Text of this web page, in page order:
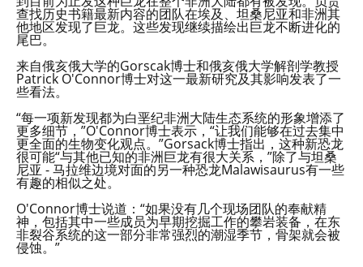
查找历史书籍最新内容的团队在埃及、坦桑尼亚和非洲其
他地区发现了巨龙。这些发现继续描绘出巨龙不断进化的
尾巴。
来自俄亥俄大学的Gorscak博士和俄亥俄大学解剖学教授
Patrick O'Connor博士对这一最新研究及其影响发表了一
些看法。
“每一项新发现都为白垩纪非洲大陆生态系统的形象增添了
更多细节，”O'Connor博士表示，“让我们能够在过去集中
更全面的生物变化观点。”Gorsack博士指出，这种新恐龙
很可能“与其他已知的非洲巨龙有很大关系，”除了与坦桑
尼亚 - 马拉维边境对面的另一种恐龙Malawisaurus有一些
有趣的相似之处。
O'Connor博士说道：“如果没有几个现场团队的奉献精
神，包括其中一些成员为早期挖掘工作的攀岩装备，在东
非裂谷系统的这一部分非常强烈的潮湿季节，骨架就会被
侵蚀。”